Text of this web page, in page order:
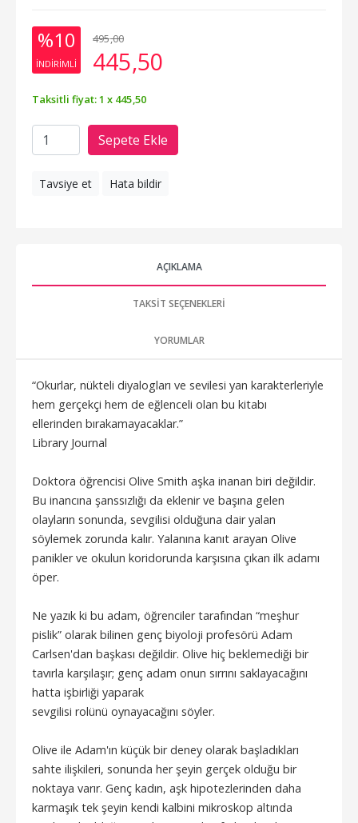
%10
INDIRIMLI
495,00
445,50
Taksitli fiyat: 1 x 445,50
Sepete Ekle
Tavsiye et Hata bildir
AÇIKLAMA
TAKSIT SEÇENEKLERI
YORUMLAR
“Okurlar, nükteli diyalogları ve sevilesi yan karakterleriyle
hem gerçekçi hem de eğlenceli olan bu kitabı
ellerinden bırakamayacaklar.”
Library Journal
Doktora öğrencisi Olive Smith aşka inanan biri değildir.
Bu inancına şanssızlığı da eklenir ve başına gelen
olayların sonunda, sevgilisi olduğuna dair yalan
söylemek zorunda kalır. Yalanına kanıt arayan Olive
panikler ve okulun koridorunda karşısına çıkan ilk adamı
öper.
Ne yazık ki bu adam, öğrenciler tarafından “meşhur
pislik” olarak bilinen genç biyoloji profesörü Adam
Carlsen'dan başkası değildir. Olive hiç beklemediği bir
tavırla karşılaşır; genç adam onun sırrını saklayacağını
hatta işbirliği yaparak
sevgilisi rolünü oynayacağını söyler.
Olive ile Adam'ın küçük bir deney olarak başladıkları
sahte ilişkileri, sonunda her şeyin gerçek olduğu bir
noktaya varır. Genç kadın, aşk hipotezlerinden daha
karmaşık tek şeyin kendi kalbini mikroskop altında